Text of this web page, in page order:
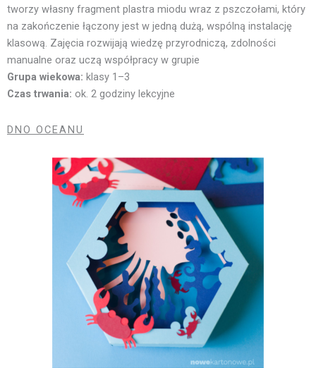
tworzy własny fragment plastra miodu wraz z pszczołami, który
na zakończenie łączony jest w jedną dużą, wspólną instalację
klasową. Zajęcia rozwijają wiedzę przyrodniczą, zdolności
manualne oraz uczą współpracy w grupie
Grupa wiekowa: klasy 1–3
Czas trwania: ok. 2 godziny lekcyjne
DNO OCEANU